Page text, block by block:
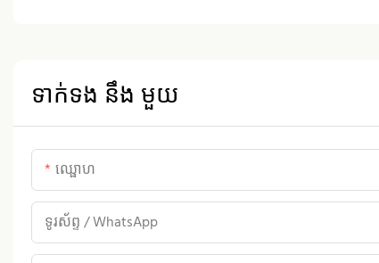
ទាក់ទង នឹង មួយ
ឈ្ផោហ
ទូរស័ព្ទ / WhatsApp